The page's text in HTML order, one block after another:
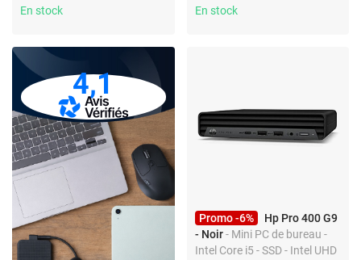
512 Go SSD
En stock En stock
4,1
Promo -6%
Hp Pro 400 G9
- Noir - Mini PC de bureau -
Intel Core i5 - SSD - Intel UHD